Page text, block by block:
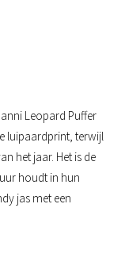
Leopard Puffer
luipaardprint, terwijl
het jaar. Het is de
houdt in hun
jas met een